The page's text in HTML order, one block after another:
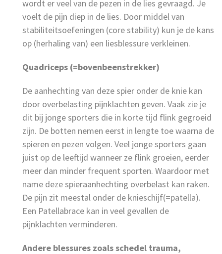
wordt er veel van de pezen in de lies gevraagd. Je
voelt de pijn diep in de lies. Door middel van
stabiliteitsoefeningen (core stability) kun je de kans
op (herhaling van) een liesblessure verkleinen.
Quadriceps (=bovenbeenstrekker)
De aanhechting van deze spier onder de knie kan
door overbelasting pijnklachten geven. Vaak zie je
dit bij jonge sporters die in korte tijd flink gegroeid
zijn. De botten nemen eerst in lengte toe waarna de
spieren en pezen volgen. Veel jonge sporters gaan
juist op de leeftijd wanneer ze flink groeien, eerder
meer dan minder frequent sporten. Waardoor met
name deze spieraanhechting overbelast kan raken.
De pijn zit meestal onder de knieschijf(=patella).
Een Patellabrace kan in veel gevallen de
pijnklachten verminderen.
Andere blessures zoals schedel trauma,